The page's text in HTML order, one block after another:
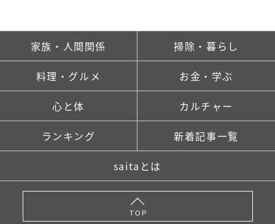
家族・人間関係 掃除・暮らし
料理・グルメ お金・学ぶ
心と体 カルチャー
ランキング 新着記事一覧
saitaとは
TOP